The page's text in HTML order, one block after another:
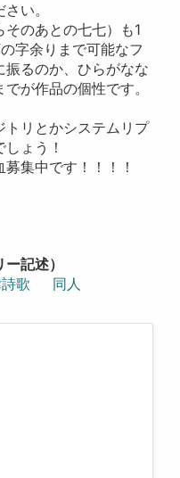
さい。
のあとの七七）も1
字余りまで可能なフ
振るのか、ひらがなな
が作品の個性です。
トリとかシステムリプ
ょう！
集中です！！！！
記述）
歌
同人